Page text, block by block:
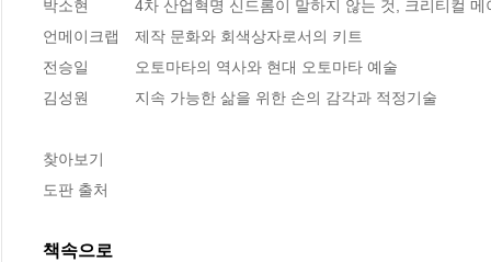
박소현　　　4차 산업혁명 신드롬이 말하지 않는 것, 크리티컬
언메이크랩　제작 문화와 회색상자로서의 키트
전승일　　　오토마타의 역사와 현대 오토마타 예술
김성원　　　지속 가능한 삶을 위한 손의 감각과 적정기술
찾아보기
도판 출처
책속으로